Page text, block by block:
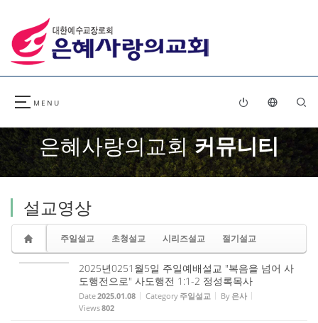
은혜사랑의교회커뮤니티
설교영상
주일설교 초청설교 시리즈설교 절기설교
2025년0251월5일 주일예배설교 "복음을 넘어 사
도행전으로" 사도행전 1:1-2 정성록목사
Date2025.01.08 Category 주일설교 By 은사
Views802